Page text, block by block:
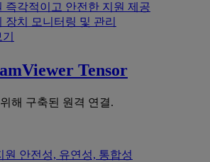
즉각적이고 안전한 지원 제공
장치 모니터링 및 관리
Tensor
해 구축된 원격 연결.
원 안전성, 유연성, 통합성